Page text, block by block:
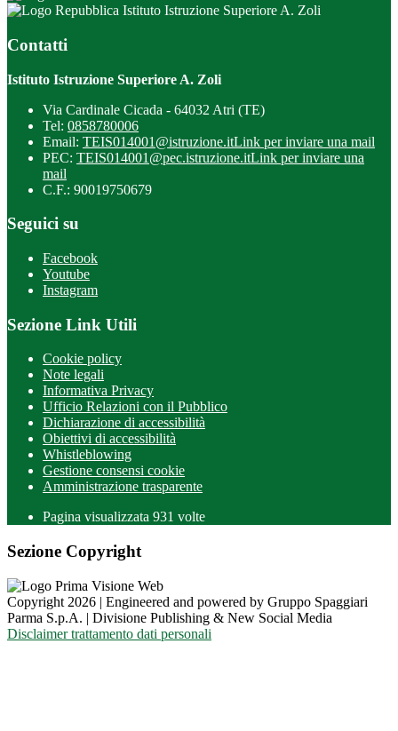
Istituto Istruzione Superiore A. Zoli
Contatti
Istituto Istruzione Superiore A. Zoli
Via Cardinale Cicada - 64032 Atri (TE)
Tel: 0858780006
Email: TEIS014001@istruzione.itLink per inviare una mail
PEC: TEIS014001@pec.istruzione.itLink per inviare una
mail
C.F.: 90019750679
Seguici su
Facebook
Youtube
Instagram
Sezione Link Utili
Cookie policy
Note legali
Informativa Privacy
Ufficio Relazioni con il Pubblico
Dichiarazione di accessibilità
Obiettivi di accessibilità
Whistleblowing
Gestione consensi cookie
Amministrazione trasparente
Pagina visualizzata 931 volte
Sezione Copyright
Copyright 2026 | Engineered and powered by Gruppo Spaggiari
Parma S.p.A. | Divisione Publishing & New Social Media
Disclaimer trattamento dati personali